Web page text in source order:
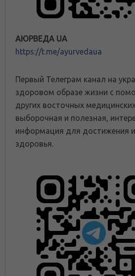
АЮРВЕДА UA
https://t.me/ayurvedaua
Первый Телеграм канал на
здоровом образе жизни с
других восточных
выборочная и полезная,
информация для достижения
здоровья.